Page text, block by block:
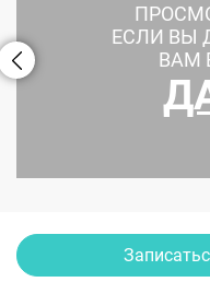
ЕСЛИ ВЫ
ВАМ